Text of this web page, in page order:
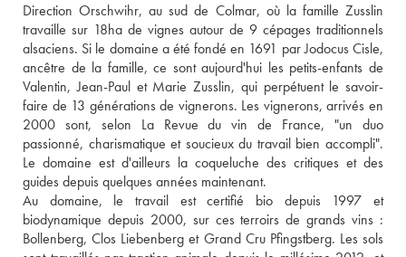
Direction Orschwihr, au sud de Colmar, où la famille Zusslin
travaille sur 18ha de vignes autour de 9 cépages traditionnels
alsaciens. Si le domaine a été fondé en 1691 par Jodocus Cisle,
ancêtre de la famille, ce sont aujourd'hui les petits-enfants de
Valentin, Jean-Paul et Marie Zusslin, qui perpétuent le savoir-
faire de 13 générations de vignerons. Les vignerons, arrivés en
2000 sont, selon La Revue du vin de France, "un duo
passionné, charismatique et soucieux du travail bien accompli".
Le domaine est d'ailleurs la coqueluche des critiques et des
guides depuis quelques années maintenant.
Au domaine, le travail est certifié bio depuis 1997 et
biodynamique depuis 2000, sur ces terroirs de grands vins :
Bollenberg, Clos Liebenberg et Grand Cru Pfingstberg. Les sols